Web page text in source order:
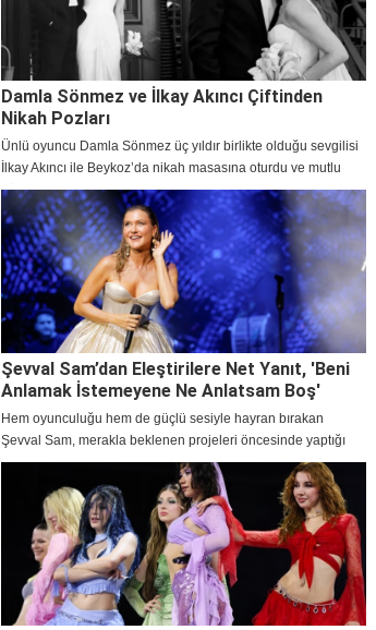
Damla Sönmez ve İlkay Akıncı Çiftinden
Nikah Pozları
Ünlü oyuncu Damla Sönmez üç yıldır birlikte olduğu sevgilisi
İlkay Akıncı ile Beykoz’da nikah masasına oturdu ve mutlu
günden yeni kareleri paylaştı.
Şevval Sam’dan Eleştirilere Net Yanıt, 'Beni
Anlamak İstemeyene Ne Anlatsam Boş'
Hem oyunculuğu hem de güçlü sesiyle hayran bırakan
Şevval Sam, merakla beklenen projeleri öncesinde yaptığı
samimi açıklamalarla dikkat çekti.